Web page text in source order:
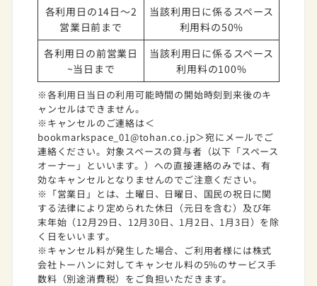
各利用日の14日～2
営業日前まで
当該利用日に係るスペース
利用料の50%
各利用日の前営業日
~当日まで
当該利用日に係るスペース
利用料の100%
※各利用日当日の利用可能時間の開始時刻到来後のキ
ャンセルはできません。
※キャンセルのご連絡は＜
bookmarkspace_01@tohan.co.jp＞宛にメールでご
連絡ください。対象スペースの貸与者（以下「スペース
オーナー」といいます。）への直接連絡のみでは、有
効なキャンセルとなりませんのでご注意ください。
※「営業日」とは、土曜日、日曜日、国民の祝日に関
する法律により定められた休日（元日を含む）及び年
末年始（12月29日、12月30日、1月2日、1月3日）を除
く日をいいます。
※キャンセル料が発生した場合、ご利用者様には株式
会社トーハンに対してキャンセル料の5%のサービス手
数料（別途消費税）をご負担いただきます。